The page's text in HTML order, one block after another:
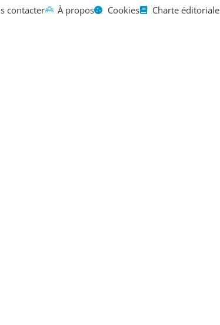
contacter À propos Cookies Charte éditoriale